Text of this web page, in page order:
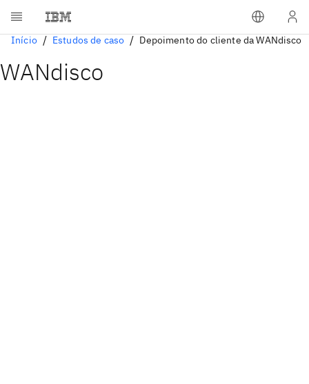
Início Estudos de caso Depoimento do cliente da WANdisco
WANdisco